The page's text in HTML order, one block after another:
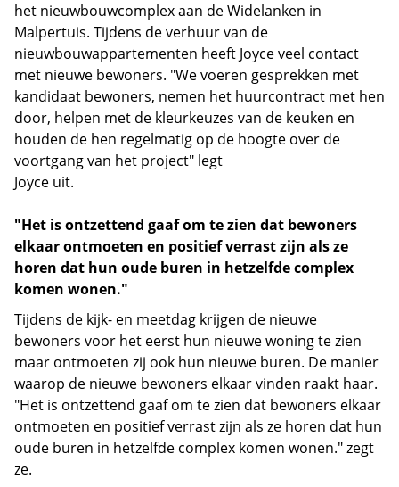
het nieuwbouwcomplex aan de Widelanken in
Malpertuis. Tijdens de verhuur van de
nieuwbouwappartementen heeft Joyce veel contact
met nieuwe bewoners. "We voeren gesprekken met
kandidaat bewoners, nemen het huurcontract met hen
door, helpen met de kleurkeuzes van de keuken en
houden de hen regelmatig op de hoogte over de
voortgang van het project" legt
Joyce uit.
"Het is ontzettend gaaf om te zien dat bewoners
elkaar ontmoeten en positief verrast zijn als ze
horen dat hun oude buren in hetzelfde complex
komen wonen."
Tijdens de kijk- en meetdag krijgen de nieuwe
bewoners voor het eerst hun nieuwe woning te zien
maar ontmoeten zij ook hun nieuwe buren. De manier
waarop de nieuwe bewoners elkaar vinden raakt haar.
"Het is ontzettend gaaf om te zien dat bewoners elkaar
ontmoeten en positief verrast zijn als ze horen dat hun
oude buren in hetzelfde complex komen wonen." zegt
ze.